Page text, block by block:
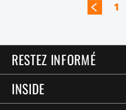
1
RESTEZ INFORMÉ
INSIDE